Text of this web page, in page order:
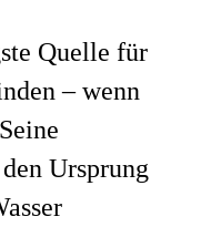
Quelle für
– wenn
Ursprung